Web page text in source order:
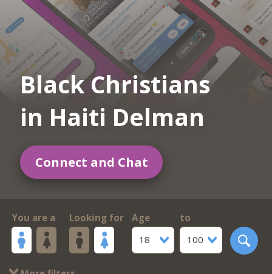
Black Christians
in Haiti Delman
Connect and Chat
You are a Looking for
Age
18
to
100